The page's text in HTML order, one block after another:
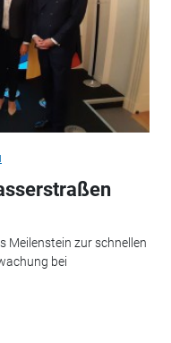
Meilenstein zur schnellen
bei